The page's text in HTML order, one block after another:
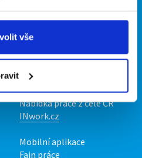
vše
Naše další projekty
Fajn brigády
Nabídka práce z celé ČR
INwork.cz
Mobilní aplikace
Fajn práce